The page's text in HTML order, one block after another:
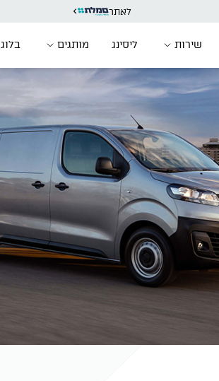
לאתר
שירות ליסינג מותגים בלוג